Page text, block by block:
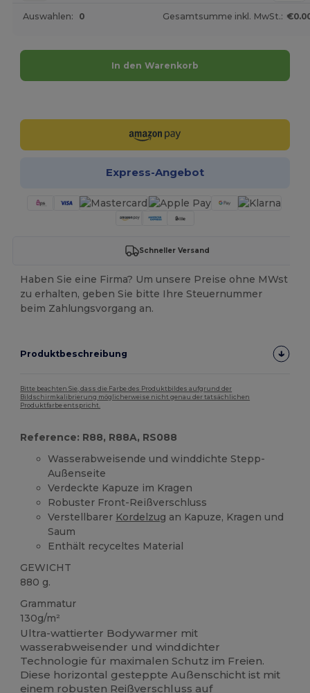
Auswahlen: 0 Gesamtsumme inkl. MwSt.:
In den Warenkorb
Express-Angebot
Schneller Versand
Haben Sie eine Firma? Um unsere Preise ohne MWst
zu erhalten, geben Sie bitte Ihre Steuernummer
beim Zahlungsvorgang an.
Produktbeschreibung
Bitte beachten Sie, dass die Farbe des Produktbildes aufgrund der
Bildschirmkalibrierung möglicherweise nicht genau der tatsächlichen
Produktfarbe entspricht.
Reference: R88, R88A, RS088
Wasserabweisende und winddichte Stepp-
Außenseite
Verdeckte Kapuze im Kragen
Robuster Front-Reißverschluss
Verstellbarer Kordelzug an Kapuze, Kragen und
Saum
Enthält recyceltes Material
GEWICHT
880 g.
Grammatur
130g/m²
Ultra-wattierter Bodywarmer mit
wasserabweisender und winddichter
Technologie für maximalen Schutz im Freien.
Diese horizontal gesteppte Außenschicht ist mit
einem robusten Reißverschluss auf